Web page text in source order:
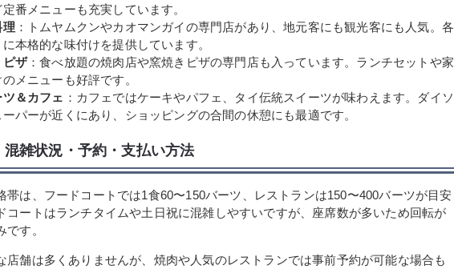
番メニューも充実しています。
理：トムヤムクンやカオマンガイの専門店があり、地元客にも観光客にも人気。各
に本格的な味付けを提供しています。
ピザ：食べ放題の焼肉店や窯焼きピザの専門店も入っています。ランチセットや家
メニューも好評です。
ツ＆カフェ ：カフェではケーキやパフェ、タイ伝統スイーツが味わえます。ダイソ
ーパーが近くにあり、ショッピングの合間の休憩にも最適です。
混雑状況・予約・支払い方法
帯は、フードコートでは1食60〜150バーツ、レストランは150〜400バーツが目安
コートはランチタイムや土日祝に混雑しやすいですが、座席数が多いため回転が
です。
店舗は多くありませんが、焼肉や人気のレストランでは事前予約が可能な場合も